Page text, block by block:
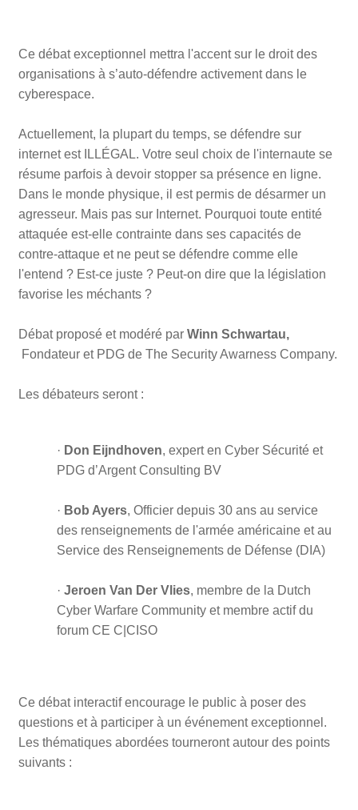
Ce débat exceptionnel mettra l'accent sur le droit des
organisations à s’auto-défendre activement dans le
cyberespace.
Actuellement, la plupart du temps, se défendre sur
internet est ILLÉGAL. Votre seul choix de l'internaute se
résume parfois à devoir stopper sa présence en ligne.
Dans le monde physique, il est permis de désarmer un
agresseur. Mais pas sur Internet. Pourquoi toute entité
attaquée est-elle contrainte dans ses capacités de
contre-attaque et ne peut se défendre comme elle
l'entend ? Est-ce juste ? Peut-on dire que la législation
favorise les méchants ?
Débat proposé et modéré parWinn Schwartau,
Fondateur et PDG de The Security Awarness Company.
Les débateurs seront :
· Don Eijndhoven,expert en Cyber Sécurité et
PDG d’Argent Consulting BV
· Bob Ayers,Officier depuis 30 ans au service
des renseignements de l'armée américaine et au
Service des Renseignements de Défense (DIA)
·Jeroen Van Der Vlies, membre de la Dutch
Cyber Warfare Community et membre actif du
forum CE C|CISO
Ce débat interactif encourage le public à poser des
questions et à participer à un événement exceptionnel.
Les thématiques abordées tourneront autour des points
suivants :